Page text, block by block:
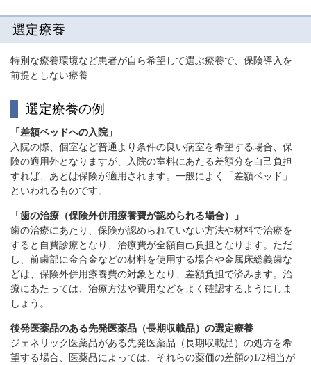
選定療養
特別な療養環境など患者が自ら希望して選ぶ療養で、保険導入を
前提としない療養
選定療養の例
「差額ベッドへの入院」
入院の際、個室など普通より条件の良い病室を希望する場合、保
険の適用外となりますが、入院の室料にあたる差額分を自己負担
すれば、あとは保険が適用されます。一般によく「差額ベッド」
といわれるものです。
「歯の治療（保険外併用療養費が認められる場合）」
歯の治療にあたり、保険が認められていない方法や材料で治療を
すると自費診療となり、治療費が全額自己負担となります。ただ
し、前歯部に金合金などの材料を使用する場合や金属床総義歯な
どは、保険外併用療養費の対象となり、差額負担で済みます。治
療にあたっては、治療方法や費用などをよく確認するようにしま
しょう。
後発医薬品のある先発医薬品（長期収載品）の選定療養
ジェネリック医薬品がある先発医薬品（長期収載品）の処方を希
望する場合、医薬品によっては、それらの薬価の差額の1/2相当が